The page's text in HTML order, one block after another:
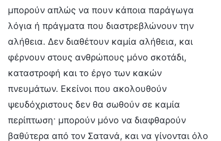
μπορούν απλώς να πουν κάποια παράγωγα
λόγια ή πράγματα που διαστρεβλώνουν την
αλήθεια. Δεν διαθέτουν καμία αλήθεια, και
φέρνουν στους ανθρώπους μόνο σκοτάδι,
καταστροφή και το έργο των κακών
πνευμάτων. Εκείνοι που ακολουθούν
ψευδόχριστους δεν θα σωθούν σε καμία
περίπτωση· μπορούν μόνο να διαφθαρούν
βαθύτερα από τον Σατανά, και να γίνονται όλο